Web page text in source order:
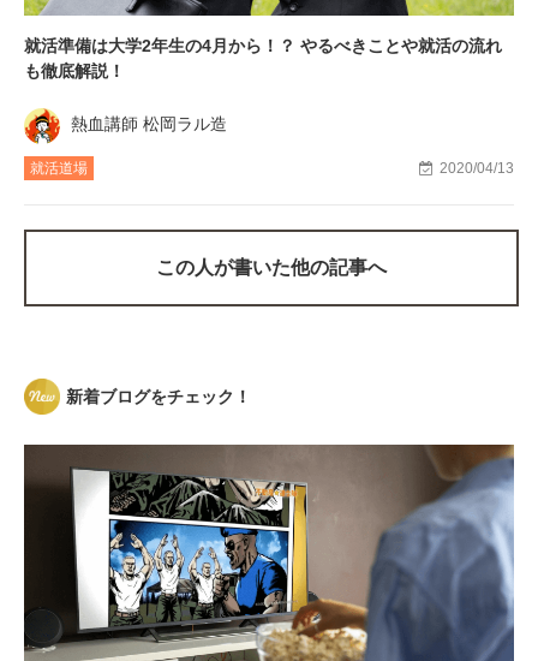
就活準備は大学2年生の4月から！？ やるべきことや就活の流れ
も徹底解説！
熱血講師 松岡ラル造
就活道場 2020/04/13
この人が書いた他の記事へ
新着ブログをチェック！